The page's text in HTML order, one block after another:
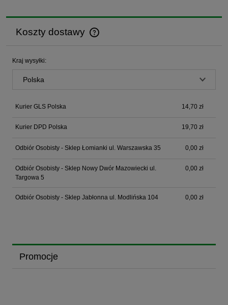
Koszty dostawy
Cena nie zawiera ewentualnych kosztów płatności
Kraj wysyłki:
Kurier GLS Polska 14,70 zł
Kurier DPD Polska 19,70 zł
Odbiór Osobisty - Sklep Łomianki ul. Warszawska 35 0,00 zł
Odbiór Osobisty - Sklep Nowy Dwór Mazowiecki ul.
Targowa 5
0,00 zł
Odbiór Osobisty - Sklep Jabłonna ul. Modlińska 104 0,00 zł
Promocje